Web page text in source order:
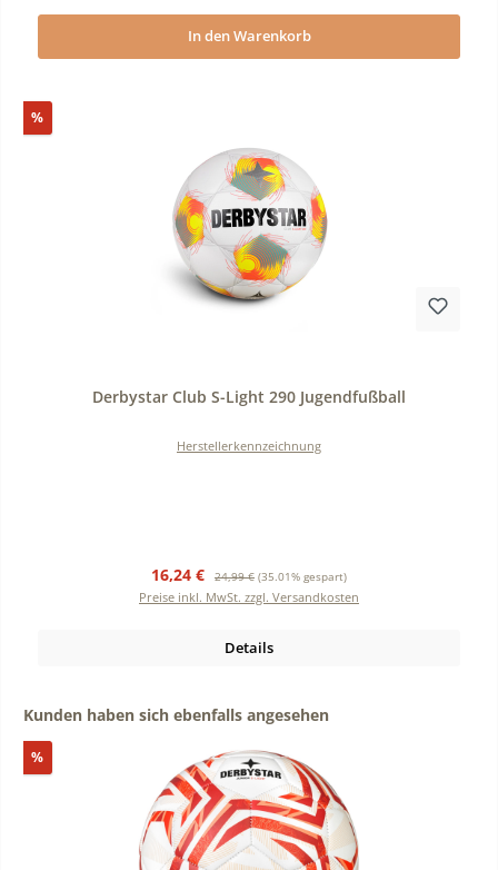
In den Warenkorb
%Rabatt
Derbystar Club S-Light 290 Jugendfußball
Herstellerkennzeichnung
Verkaufspreis:
16,24 € Regulärer Preis:
24,99 € (35.01% gespart)
Preise inkl. MwSt. zzgl. Versandkosten
Details
Produktgalerie überspringen
Kunden haben sich ebenfalls angesehen
%Rabatt